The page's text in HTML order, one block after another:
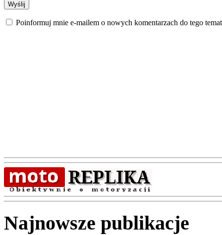
Poinformuj mnie e-mailem o nowych komentarzach do tego
Najnowsze publikacje